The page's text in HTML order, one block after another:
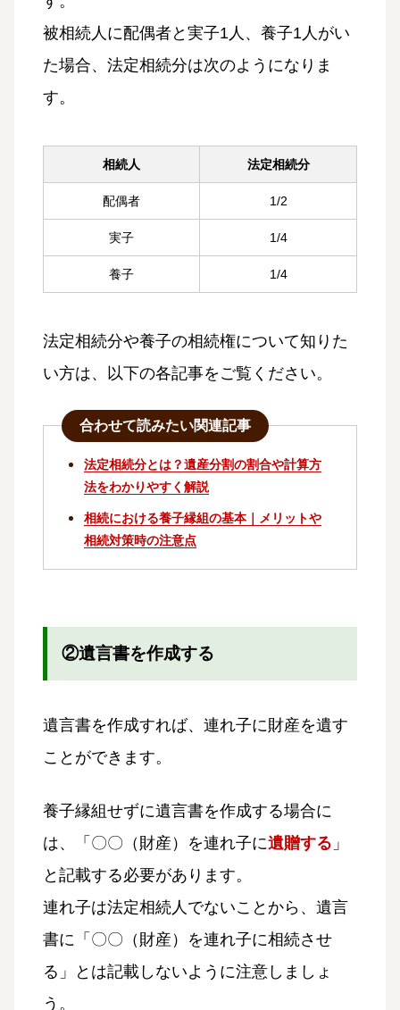
被相続人に配偶者と実子1人、養子1人がい
た場合、法定相続分は次のようになりま
す。
相続人 法定相続分
配偶者 1/2
実子 1/4
養子 1/4
法定相続分や養子の相続権について知りた
い方は、以下の各記事をご覧ください。
合わせて読みたい関連記事
法定相続分とは？遺産分割の割合や計算方
法をわかりやすく解説
相続における養子縁組の基本｜メリットや
相続対策時の注意点
②遺言書を作成する
遺言書を作成すれば、連れ子に財産を遺す
ことができます。
養子縁組せずに遺言書を作成する場合に
は、「〇〇（財産）を連れ子に遺贈する 」
と記載する必要があります。
連れ子は法定相続人でないことから、遺言
書に「〇〇（財産）を連れ子に相続させ
る」とは記載しないように注意しましょ
う。